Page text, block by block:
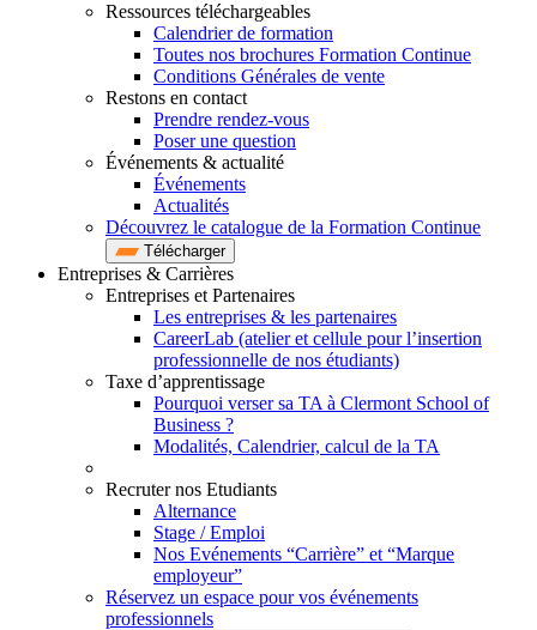
Ressources téléchargeables
Calendrier de formation
Toutes nos brochures Formation Continue
Conditions Générales de vente
Restons en contact
Prendre rendez-vous
Poser une question
Événements & actualité
Événements
Actualités
Découvrez le catalogue de la Formation Continue
Télécharger
Entreprises & Carrières
Entreprises et Partenaires
Les entreprises & les partenaires
CareerLab (atelier et cellule pour l’insertion
professionnelle de nos étudiants)
Taxe d’apprentissage
Pourquoi verser sa TA à Clermont School of
Business ?
Modalités, Calendrier, calcul de la TA
Recruter nos Etudiants
Alternance
Stage / Emploi
Nos Evénements “Carrière” et “Marque
employeur”
Réservez un espace pour vos événements
professionnels